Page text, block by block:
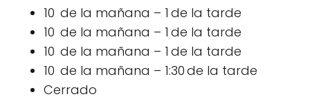
10 de la mañana – 1 de la tarde
10 de la mañana – 1 de la tarde
10 de la mañana – 1 de la tarde
10 de la mañana – 1:30 de la tarde
Cerrado